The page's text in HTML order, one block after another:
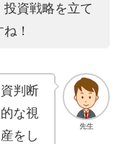
資戦略を立て
！
先生
判断
な視
をし